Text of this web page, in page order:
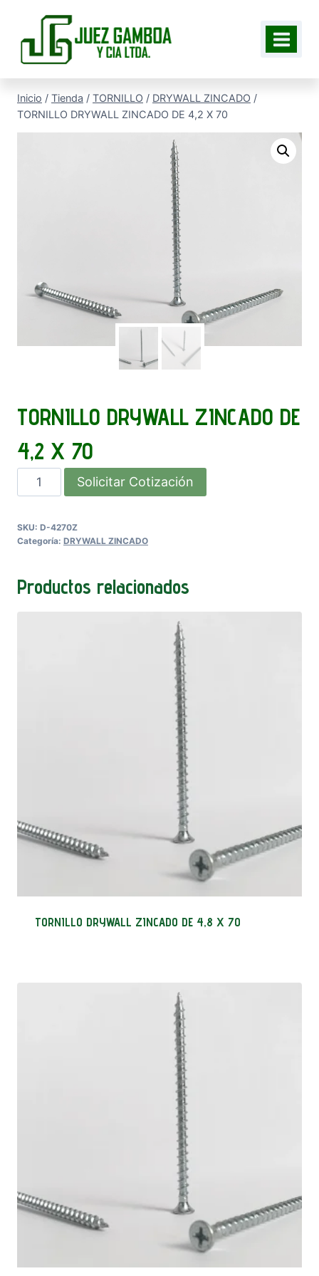
contenido
Inicio / Tienda / TORNILLO / DRYWALL ZINCADO /
TORNILLO DRYWALL ZINCADO DE 4,2 X 70
TORNILLO DRYWALL ZINCADO DE
4,2 X 70
TORNILLO
DRYWALL
DE
70
Solicitar Cotización
SKU: D-4270Z
Categoría: DRYWALL ZINCADO
Productos relacionados
TORNILLO DRYWALL ZINCADO DE 4,8 X 70